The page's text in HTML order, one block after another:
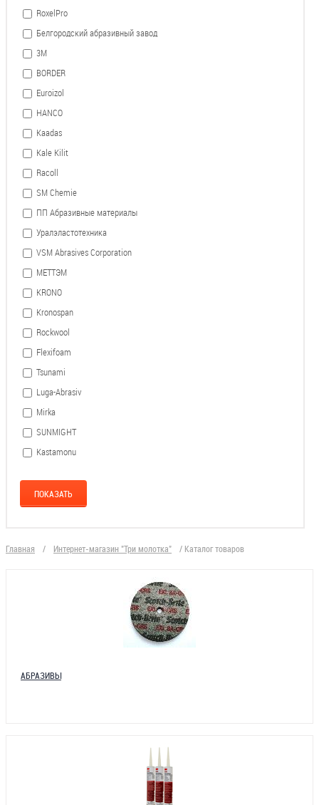
RoxelPro
Белгородский абразивный завод
3М
BORDER
Euroizol
HANCO
Kaadas
Kale Kilit
Racoll
SM Chemie
ПП Абразивные материалы
Уралэластотехника
VSM Abrasives Corporation
МЕТТЭМ
KRONO
Kronospan
Rockwool
Flexifoam
Tsunami
Luga-Abrasiv
Mirka
SUNMIGHT
Kastamonu
Главная / Интернет-магазин "Три молотка" / Каталог товаров
АБРАЗИВЫ